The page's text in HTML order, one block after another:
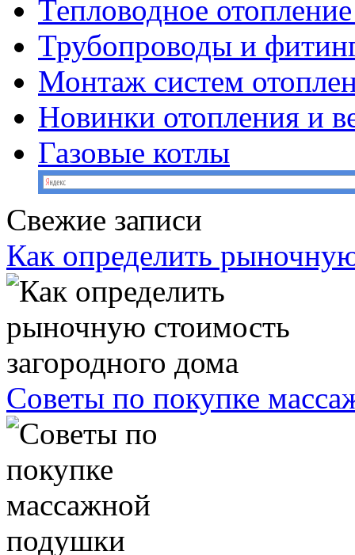
Тепловодное
Трубопроводы и
Монтаж систем
Новинки отопления и
Газовые котлы
Свежие записи
Как определить
Советы по покупке